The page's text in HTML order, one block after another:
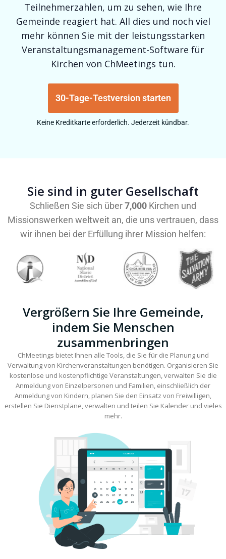
Teilnehmerzahlen, um zu sehen, wie Ihre
Gemeinde reagiert hat. All dies und noch viel
mehr können Sie mit der leistungsstarken
Veranstaltungsmanagement-Software für
Kirchen von ChMeetings tun.
30-Tage-Testversion starten
Keine Kreditkarte erforderlich. Jederzeit kündbar.
Sie sind in guter Gesellschaft
Schließen Sie sich über7,000 Kirchen und
Missionswerken weltweit an, die uns vertrauen, dass
wir ihnen bei der Erfüllung ihrer Mission helfen:
Vergrößern Sie Ihre Gemeinde,
indem Sie Menschen
zusammenbringen
ChMeetings bietet Ihnen alle Tools, die Sie für die Planung und
Verwaltung von Kirchenveranstaltungen benötigen. Organisieren Sie
kostenlose und kostenpflichtige Veranstaltungen, verwalten Sie die
Anmeldung von Einzelpersonen und Familien, einschließlich der
Anmeldung von Kindern, planen Sie den Einsatz von Freiwilligen,
erstellen Sie Dienstpläne, verwalten und teilen Sie Kalender und vieles
mehr.